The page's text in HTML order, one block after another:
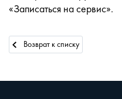
«Записаться на сервис».
Возврат к списку